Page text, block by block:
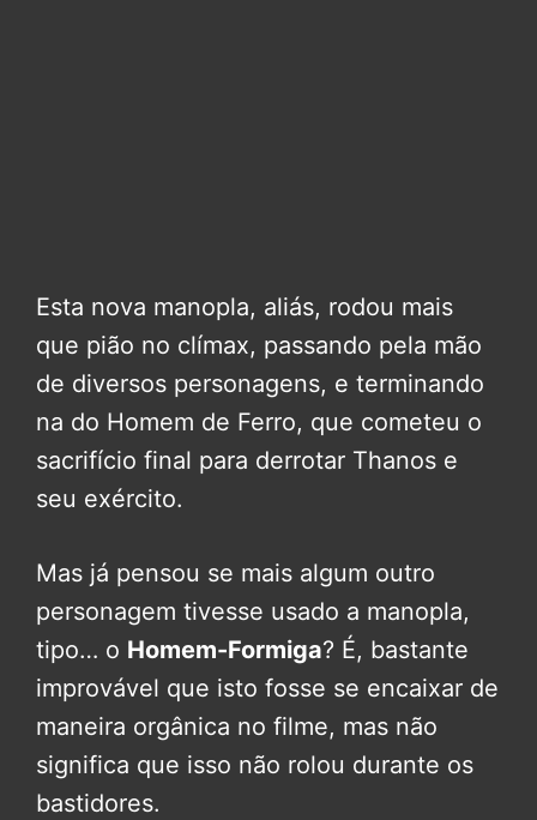
Esta nova manopla, aliás, rodou mais
que pião no clímax, passando pela mão
de diversos personagens, e terminando
na do Homem de Ferro, que cometeu o
sacrifício final para derrotar Thanos e
seu exército.
Mas já pensou se mais algum outro
personagem tivesse usado a manopla,
tipo… o Homem-Formiga? É, bastante
improvável que isto fosse se encaixar de
maneira orgânica no filme, mas não
significa que isso não rolou durante os
bastidores.